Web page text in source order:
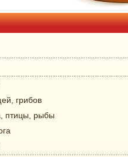
грибов
птицы, рыбы